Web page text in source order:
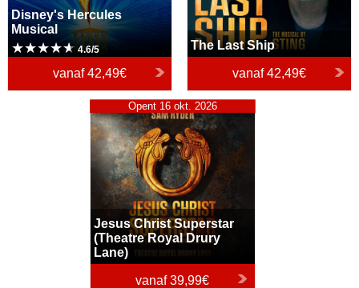
Disney's Hercules
Musical
4.6/5
vanaf42,49€
The Last Ship
vanaf42,49€
Jesus Christ Superstar
(Theatre Royal Drury Lane)
Opent 16 okt. 2026
Jesus Christ Superstar
(Theatre Royal Drury
Lane)
vanaf39,99€